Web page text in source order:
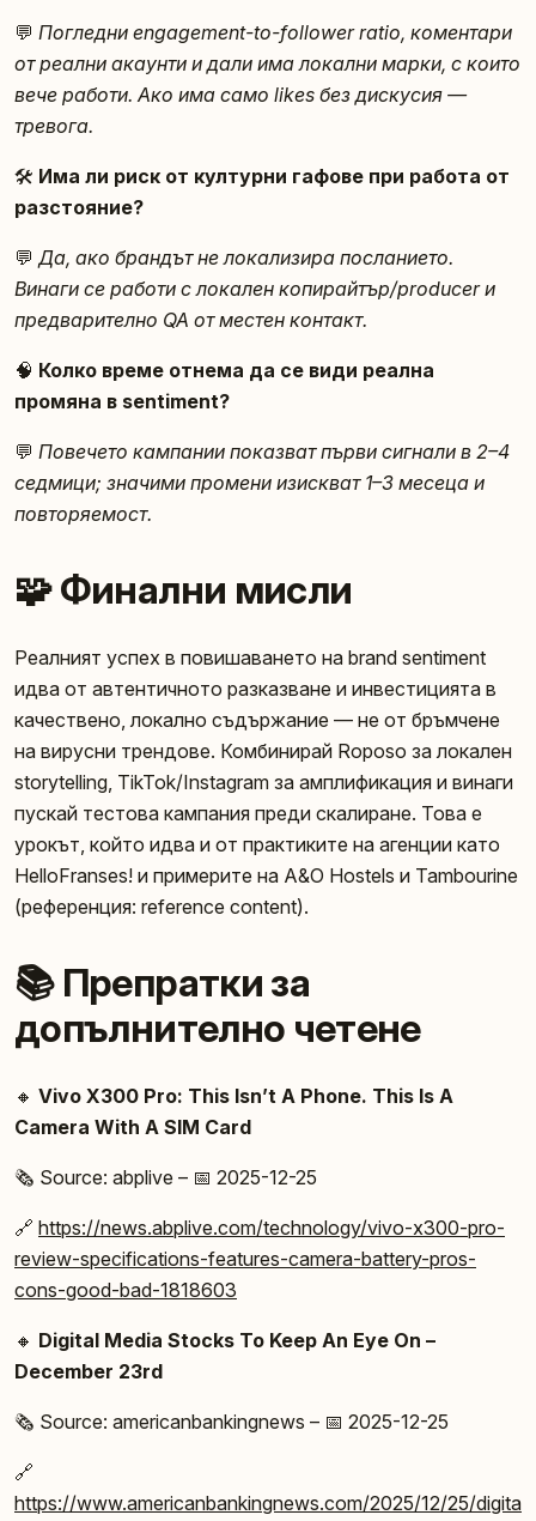
💬 Погледни engagement-to-follower ratio, коментари
от реални акаунти и дали има локални марки, с които
вече работи. Ако има само likes без дискусия —
тревога.
🛠️ Има ли риск от културни гафове при работа от
разстояние?
💬 Да, ако брандът не локализира посланието.
Винаги се работи с локален копирайтър/producer и
предварително QA от местен контакт.
🧠 Колко време отнема да се види реална
промяна в sentiment?
💬 Повечето кампании показват първи сигнали в 2–4
седмици; значими промени изискват 1–3 месеца и
повторяемост.
🧩 Финални мисли
Реалният успех в повишаването на brand sentiment
идва от автентичното разказване и инвестицията в
качествено, локално съдържание — не от бръмчене
на вирусни трендове. Комбинирай Roposo за локален
storytelling, TikTok/Instagram за амплификация и винаги
пускай тестова кампания преди скалиране. Това е
урокът, който идва и от практиките на агенции като
HelloFranses! и примерите на A&O Hostels и Tambourine
(референция: reference content).
📚 Препратки за
допълнително четене
🔸 Vivo X300 Pro: This Isn’t A Phone. This Is A
Camera With A SIM Card
🗞️ Source: abplive – 📅 2025-12-25
🔗 https://news.abplive.com/technology/vivo-x300-pro-
review-specifications-features-camera-battery-pros-
cons-good-bad-1818603
🔸 Digital Media Stocks To Keep An Eye On –
December 23rd
🗞️ Source: americanbankingnews – 📅 2025-12-25
🔗
https://www.americanbankingnews.com/2025/12/25/digita